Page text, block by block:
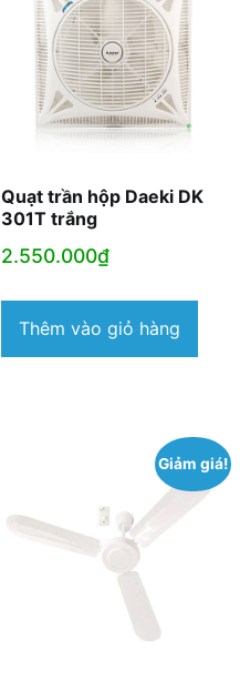
Quạt trần hộp Daeki DK
301T trắng
2.550.000₫
Thêm vào giỏ hàng
Giảm giá!